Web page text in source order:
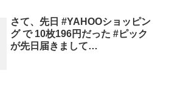
さて、先日 #YAHOOショッピン
グ で 10枚196円だった #ピック
が先日届きまして…